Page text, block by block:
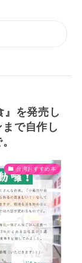
』を発売し
で自作し
台湾おすすめ本